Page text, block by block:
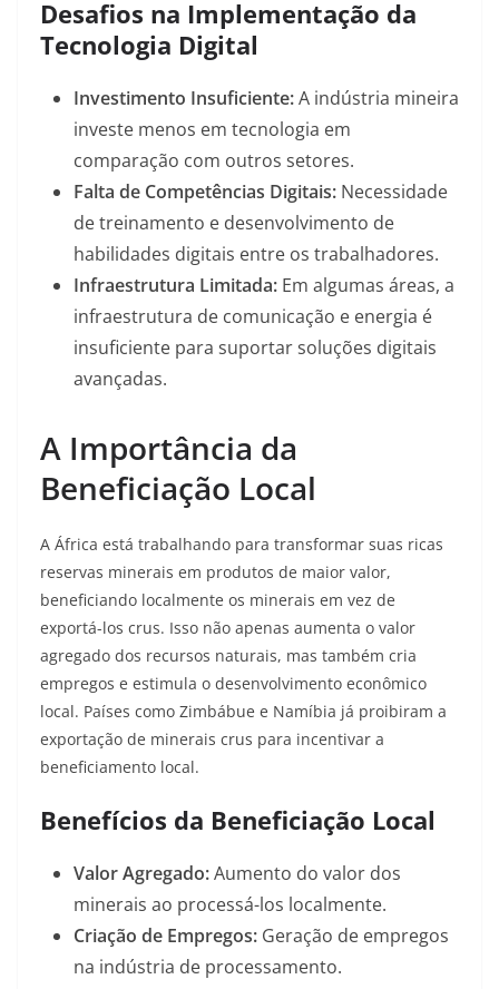
Desafios na Implementação da
Tecnologia Digital
Investimento Insuficiente:A indústria mineira
investe menos em tecnologia em
comparação com outros setores.
Falta de Competências Digitais: Necessidade
de treinamento e desenvolvimento de
habilidades digitais entre os trabalhadores.
Infraestrutura Limitada: Em algumas áreas, a
infraestrutura de comunicação e energia é
insuficiente para suportar soluções digitais
avançadas.
A Importância da
Beneficiação Local
A África está trabalhando para transformar suas ricas
reservas minerais em produtos de maior valor,
beneficiando localmente os minerais em vez de
exportá-los crus. Isso não apenas aumenta o valor
agregado dos recursos naturais, mas também cria
empregos e estimula o desenvolvimento econômico
local. Países como Zimbábue e Namíbia já proibiram a
exportação de minerais crus para incentivar a
beneficiamento local.
Benefícios da Beneficiação Local
Valor Agregado:Aumento do valor dos
minerais ao processá-los localmente.
Criação de Empregos: Geração de empregos
na indústria de processamento.